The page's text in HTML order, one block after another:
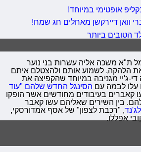
וואן דיירקשן מאחלים חג שמח!
הטובים ביותר
ת"א משכה אליה עשרות בני נוער
הלהקה, לשמוע אותם ולהצטלם איתם
ג'יי מגניבה במיוחד שהקפיצה את
עלו לבמה עם הסינגל החדש שלהם "עוד
קאברים בעיבודים מחודשים אשר הופקו
בין השירים שאליהם עשו קאבר
לג'נד , "רכבת לצפון" של אסף אמדורסקי,
אפללו.